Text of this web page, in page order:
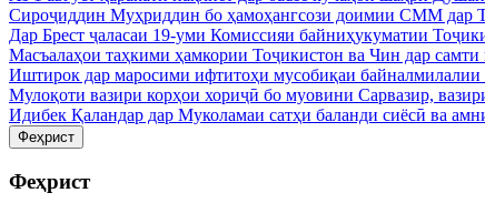
Сироҷиддин Муҳриддин бо ҳамоҳангсози доимии СММ дар
Дар Брест ҷаласаи 19-уми Комиссияи байниҳукуматии
Масъалаҳои таҳкими ҳамкории Тоҷикистон ва Чин дар самти
Иштирок дар маросими ифтитоҳи мусобиқаи байналмилалии
Мулоқоти вазири корҳои хориҷӣ бо муовини Сарвазир,
Идибек Қаландар дар Муколамаи сатҳи баланди сиёсӣ ва
Феҳрист
Феҳрист